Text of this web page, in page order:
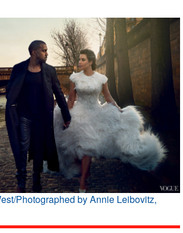
Photographed by Annie Leibovitz,